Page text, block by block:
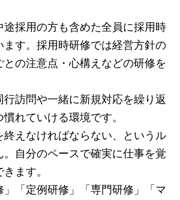
途採用の方も含めた全員に採用時
ます。採用時研修では経営方針の
の注意点・心構えなどの研修を
行訪問や一緒に新規対応を繰り返
れていける環境です。
終えなければならない、というル
。自分のペースで確実に仕事を覚
ます。
」「定例研修」「専門研修」「マ